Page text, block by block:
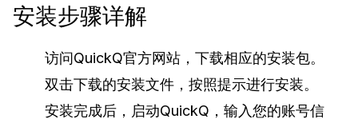
安装步骤详解
访问QuickQ官方网站，下载相应的安装包。
双击下载的安装文件，按照提示进行安装。
安装完成后，启动QuickQ，输入您的账号信